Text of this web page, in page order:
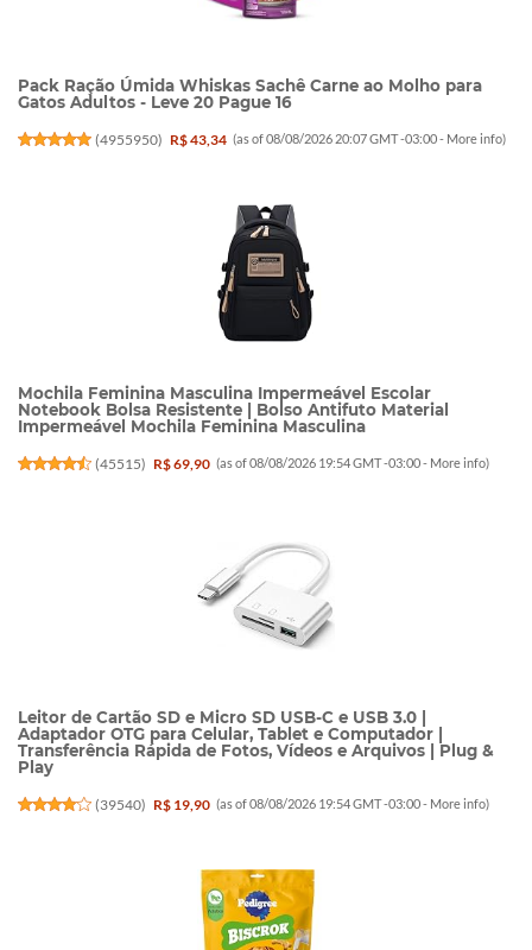
Pack Ração Úmida Whiskas Sachê Carne ao Molho para
Gatos Adultos - Leve 20 Pague 16
(4955950) R$ 43,34 (as of 08/08/2026 20:07 GMT -03:00 - More info)
Mochila Feminina Masculina Impermeável Escolar
Notebook Bolsa Resistente | Bolso Antifuto Material
Impermeável Mochila Feminina Masculina
(45515) R$ 69,90 (as of 08/08/2026 19:54 GMT -03:00 - More info)
Leitor de Cartão SD e Micro SD USB-C e USB 3.0 |
Adaptador OTG para Celular, Tablet e Computador |
Transferência Rápida de Fotos, Vídeos e Arquivos | Plug &
Play
(39540) R$ 19,90 (as of 08/08/2026 19:54 GMT -03:00 - More info)